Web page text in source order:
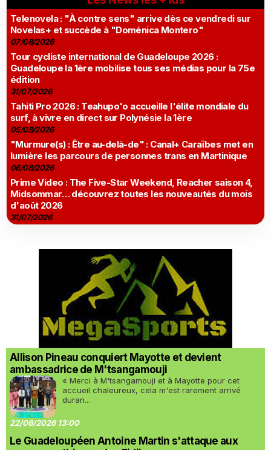
Telenovela : "À contre sens" arrive dès ce vendredi sur
Novelas+ et succède à "Doménica Montero"
07/08/2026
Tour cycliste international de Guadeloupe 2026 :
Guadeloupe la 1ère mobilise tous ses médias pour la 75e
édition
31/07/2026
Tahiti Pro 2026 : Teahupo'o accueille l'élite mondiale du
surf, à vivre en direct sur Polynésie la 1ère
05/08/2026
"Murmure(s) : Être au-delà-de" : Canal+ Caraïbes met en
lumière les parcours de personnes trans en Martinique
06/08/2026
Prime Video : The Five-Star Weekend, Reacher saison 4,
Midsommar… découvrez toutes les nouveautés du mois
d'août 2026
31/07/2026
Allison Pineau conquiert Mayotte et devient
ambassadrice de M'tsangamouji
« Merci à M'tsangamouji et à Mayotte pour cet
accueil chaleureux, cela m'est rarement arrivé
duran...
22/06/2026 13:00
Le Guadeloupéen Antoine Martin s'attaque aux